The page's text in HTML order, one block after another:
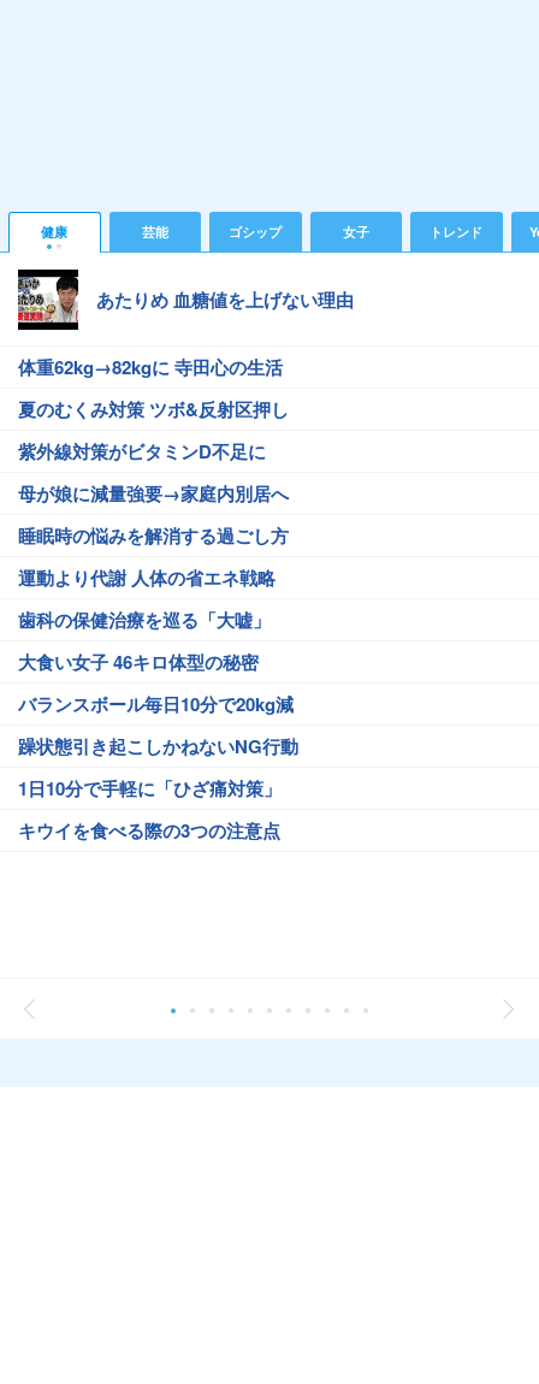
健康 芸能 ゴシップ 女子 トレンド
あたりめ 血糖値を上げない理由
体重62kg→82kgに 寺田心の生活
夏のむくみ対策 ツボ&反射区押し
紫外線対策がビタミンD不足に
母が娘に減量強要→家庭内別居へ
睡眠時の悩みを解消する過ごし方
運動より代謝 人体の省エネ戦略
歯科の保健治療を巡る「大嘘」
大食い女子 46キロ体型の秘密
バランスボール毎日10分で20kg減
躁状態引き起こしかねないNG行動
1日10分で手軽に「ひざ痛対策」
キウイを食べる際の3つの注意点